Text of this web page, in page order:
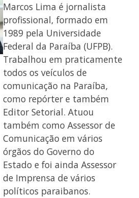
Marcos Lima é jornalista
profissional, formado em
1989 pela Universidade
Federal da Paraíba (UFPB).
Trabalhou em praticamente
todos os veículos de
comunicação na Paraíba,
como repórter e também
Editor Setorial. Atuou
também como Assessor de
Comunicação em vários
órgãos do Governo do
Estado e foi ainda Assessor
de Imprensa de vários
políticos paraibanos.